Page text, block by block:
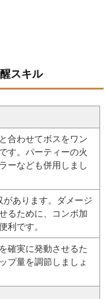
スキル
合わせてボスをワン
す。パーティーの火
ーなども併用しまし
があります。ダメージ
るために、コンボ加
利です。
確実に発動させるた
プ量を調節しましょ